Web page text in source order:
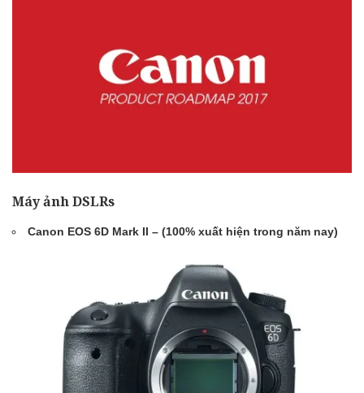
Máy ảnh DSLRs
Canon EOS 6D Mark II – (100% xuất hiện trong năm nay)